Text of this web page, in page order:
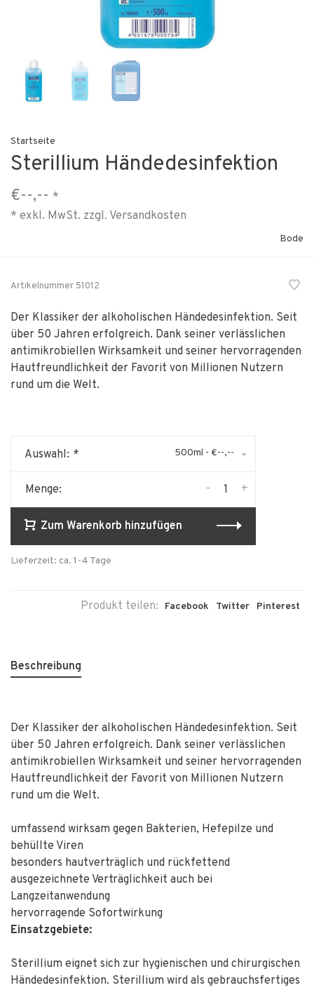
Startseite
Sterillium Händedesinfektion
€--,-- *
* exkl. MwSt. zzgl. Versandkosten
Bode
Artikelnummer 51012
Der Klassiker der alkoholischen Händedesinfektion. Seit
über 50 Jahren erfolgreich. Dank seiner verlässlichen
antimikrobiellen Wirksamkeit und seiner hervorragenden
Hautfreundlichkeit der Favorit von Millionen Nutzern
rund um die Welt.
Auswahl: * 500ml - €--,--
Menge: +
-
Zum Warenkorb hinzufügen
Lieferzeit: ca. 1-4 Tage
Produkt teilen: Facebook Twitter Pinterest
Beschreibung
Der Klassiker der alkoholischen Händedesinfektion. Seit
über 50 Jahren erfolgreich. Dank seiner verlässlichen
antimikrobiellen Wirksamkeit und seiner hervorragenden
Hautfreundlichkeit der Favorit von Millionen Nutzern
rund um die Welt.
umfassend wirksam gegen Bakterien, Hefepilze und
behüllte Viren
besonders hautverträglich und rückfettend
ausgezeichnete Verträglichkeit auch bei
Langzeitanwendung
hervorragende Sofortwirkung
Einsatzgebiete:
Sterillium eignet sich zur hygienischen und chirurgischen
Händedesinfektion. Sterillium wird als gebrauchsfertiges